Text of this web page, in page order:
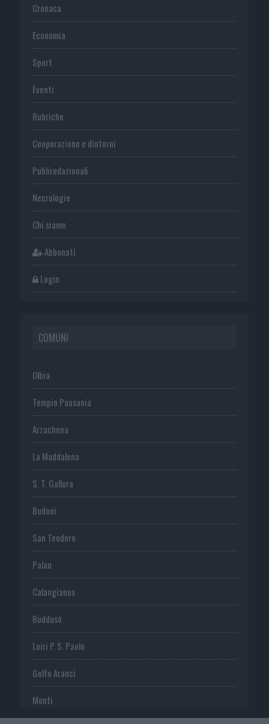
Cronaca
Economia
Sport
Eventi
Rubriche
Cooperazione e dintorni
Publiredazionali
Necrologie
Chi siamo
Abbonati
Login
COMUNI
Olbia
Tempio Pausania
Arzachena
La Maddalena
S. T. Gallura
Budoni
San Teodoro
Palau
Calangianus
Buddusò
Loiri P. S. Paolo
Golfo Aranci
Monti